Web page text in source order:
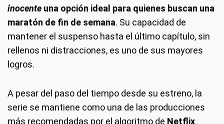
inocente una opción ideal para quienes buscan una
maratón de fin de semana. Su capacidad de
mantener el suspenso hasta el último capítulo, sin
rellenos ni distracciones, es uno de sus mayores
logros.
A pesar del paso del tiempo desde su estreno, la
serie se mantiene como una de las producciones
más recomendadas por el algoritmo de Netflix.